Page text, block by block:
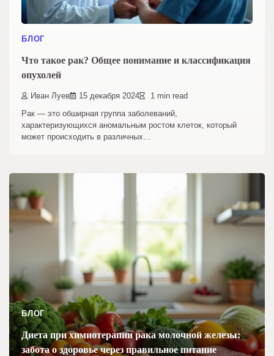
БЛОГ
Что такое рак? Общее понимание и классификация
опухолей
Иван Луев 15 декабря 2024 1 min read
Рак — это обширная группа заболеваний,
характеризующихся аномальным ростом клеток, который
может происходить в различных…
БЛОГ
Диета при химиотерапии рака молочной железы:
забота о здоровье через правильное питание